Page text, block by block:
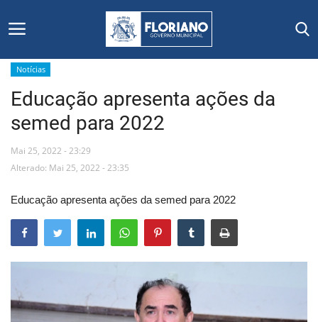
Início
Editais
Floriano
Secretarias e Órgãos
Mural de Licitações
Vídeos
Notícias
Educação apresenta ações da
semed para 2022
Mai 25, 2022 - 23:29
Alterado: Mai 25, 2022 - 23:35
Educação apresenta ações da semed para 2022